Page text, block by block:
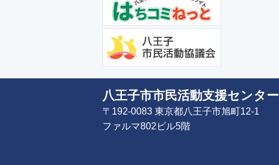
八王子市市民活動支援センター
〒192-0083 東京都八王子市旭町12-1
ファルマ802ビル5階